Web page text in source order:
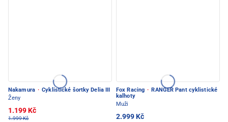
Nakamura · Cyklistické šortky Delia III
Ženy
1.199 Kč
1.999 Kč
Fox Racing · RANGER Pant cyklistické
kalhoty
Muži
2.999 Kč